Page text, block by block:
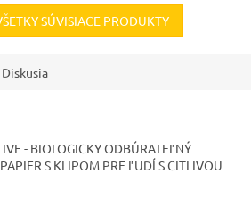
SÚVISIACE PRODUKTY
Diskusia
- BIOLOGICKY ODBÚRATEĽNÝ
S KLIPOM PRE ĽUDÍ S CITLIVOU